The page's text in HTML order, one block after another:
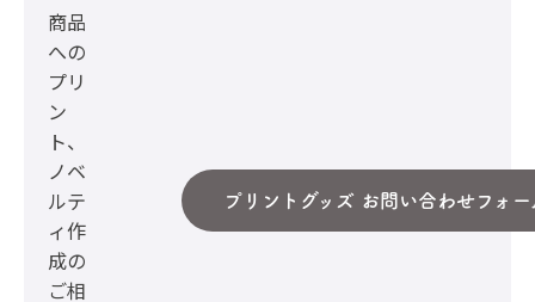
商品
への
プリ
ン
ト、
ノベ
ルテ
ィ作
成の
ご相
プリントグッズ お問い合わせフォー